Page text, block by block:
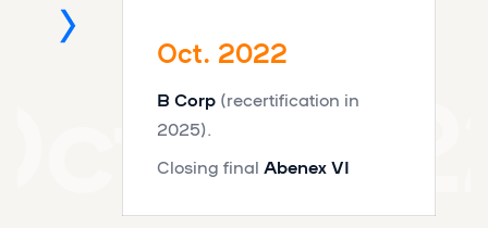
Oct. 2022
B Corp (recertification in
2025).
Closing final Abenex VI